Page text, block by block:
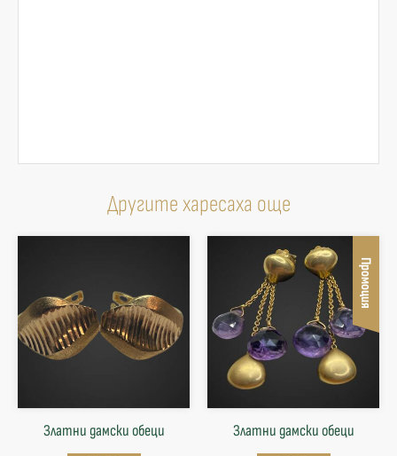
Другите харесаха още
Златни дамски обеци
Промоция
Златни дамски обеци